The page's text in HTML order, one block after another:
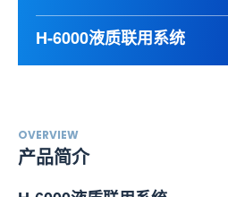
H-6000液质联用系统
OVERVIEW
产品简介